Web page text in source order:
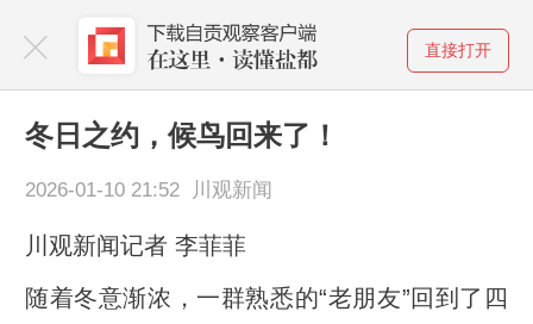
直接打开
冬日之约，候鸟回来了！
2026-01-10 21:52 川观新闻
川观新闻记者 李菲菲
随着冬意渐浓，一群熟悉的“老朋友”回到了四